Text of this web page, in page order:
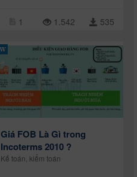
1 1.542 535
Giá FOB Là Gì trong
Incoterms 2010 ?
Kế toán, kiểm toán